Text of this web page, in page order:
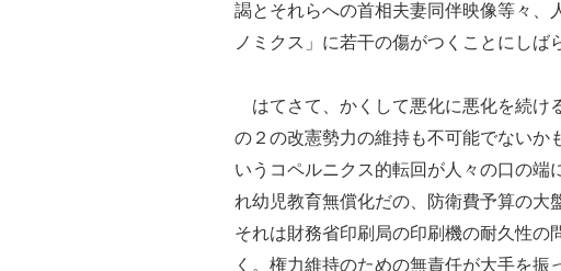
謁とそれらへの首相夫妻同伴映像等々、
ノミクス」に若干の傷がつくことにしば
はてさて、かくして悪化に悪化を続け
の２の改憲勢力の維持も不可能でないか
いうコペルニクス的転回が人々の口の
れ幼児教育無償化だの、防衛費予算の大
それは財務省印刷局の印刷機の耐久性の
く。権力維持のための無責任が大手を